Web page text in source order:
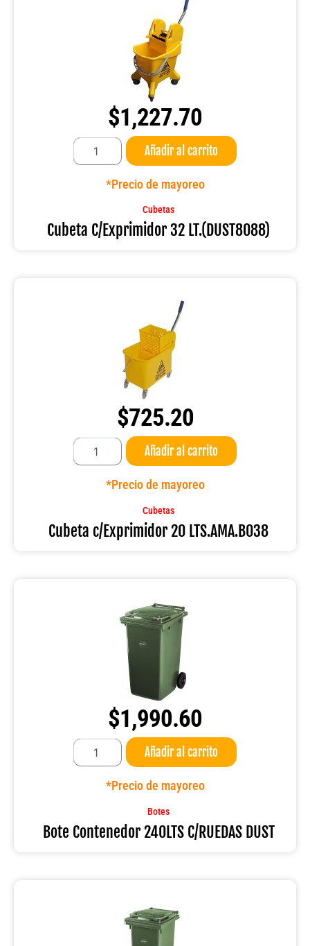
$1,227.70
Cubeta
C/Exprimidor
32
Añadir al carrito
*Precio de mayoreo
Cubetas
Cubeta C/Exprimidor 32 LT.(DUST8088)
$725.20
Cubeta
c/Exprimidor
20
LTS.AMA.B038
Añadir al carrito
*Precio de mayoreo
Cubetas
Cubeta c/Exprimidor 20 LTS.AMA.B038
$1,990.60
Bote
Contenedor
240LTS
C/RUEDAS
Añadir al carrito
*Precio de mayoreo
Botes
Bote Contenedor 240LTS C/RUEDAS DUST